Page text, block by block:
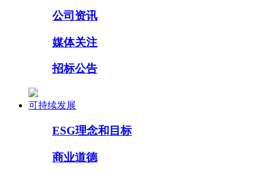
公司资讯
媒体关注
招标公告
可持续发展
ESG理念和目标
商业道德